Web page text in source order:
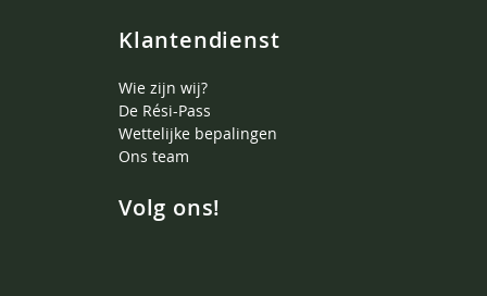
Klantendienst
Wie zijn wij?
De Rési-Pass
Wettelijke bepalingen
Ons team
Volg ons!